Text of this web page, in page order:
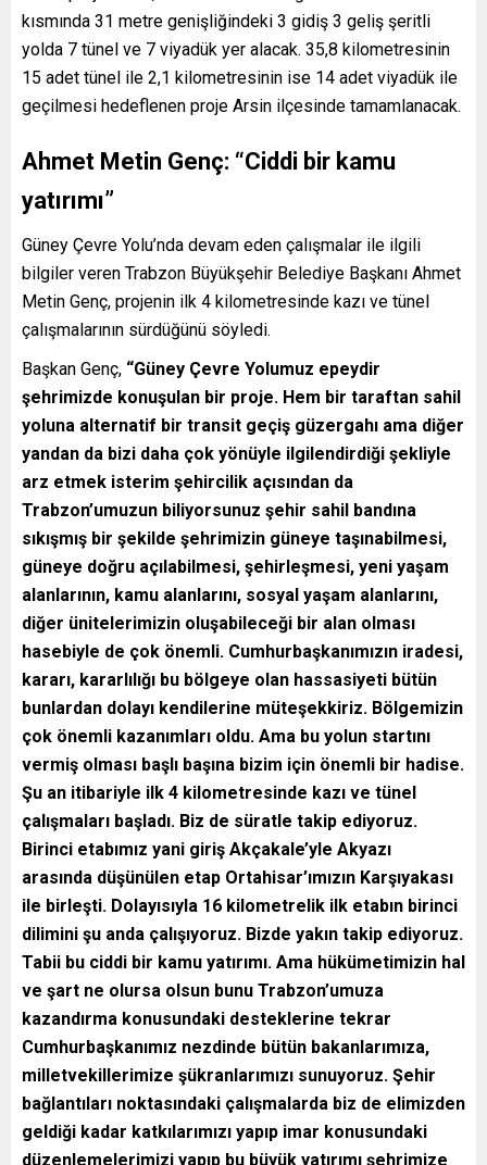
kısmında 31 metre genişliğindeki 3 gidiş 3 geliş şeritli
yolda 7 tünel ve 7 viyadük yer alacak. 35,8 kilometresinin
15 adet tünel ile 2,1 kilometresinin ise 14 adet viyadük ile
geçilmesi hedeflenen proje Arsin ilçesinde tamamlanacak.
Ahmet Metin Genç: “Ciddi bir kamu
yatırımı”
Güney Çevre Yolu’nda devam eden çalışmalar ile ilgili
bilgiler veren Trabzon Büyükşehir Belediye Başkanı Ahmet
Metin Genç, projenin ilk 4 kilometresinde kazı ve tünel
çalışmalarının sürdüğünü söyledi.
Başkan Genç, “Güney Çevre Yolumuz epeydir
şehrimizde konuşulan bir proje. Hem bir taraftan sahil
yoluna alternatif bir transit geçiş güzergahı ama diğer
yandan da bizi daha çok yönüyle ilgilendirdiği şekliyle
arz etmek isterim şehircilik açısından da
Trabzon’umuzun biliyorsunuz şehir sahil bandına
sıkışmış bir şekilde şehrimizin güneye taşınabilmesi,
güneye doğru açılabilmesi, şehirleşmesi, yeni yaşam
alanlarının, kamu alanlarını, sosyal yaşam alanlarını,
diğer ünitelerimizin oluşabileceği bir alan olması
hasebiyle de çok önemli. Cumhurbaşkanımızın iradesi,
kararı, kararlılığı bu bölgeye olan hassasiyeti bütün
bunlardan dolayı kendilerine müteşekkiriz. Bölgemizin
çok önemli kazanımları oldu. Ama bu yolun startını
vermiş olması başlı başına bizim için önemli bir hadise.
Şu an itibariyle ilk 4 kilometresinde kazı ve tünel
çalışmaları başladı. Biz de süratle takip ediyoruz.
Birinci etabımız yani giriş Akçakale’yle Akyazı
arasında düşünülen etap Ortahisar’ımızın Karşıyakası
ile birleşti. Dolayısıyla 16 kilometrelik ilk etabın birinci
dilimini şu anda çalışıyoruz. Bizde yakın takip ediyoruz.
Tabii bu ciddi bir kamu yatırımı. Ama hükümetimizin hal
ve şart ne olursa olsun bunu Trabzon’umuza
kazandırma konusundaki desteklerine tekrar
Cumhurbaşkanımız nezdinde bütün bakanlarımıza,
milletvekillerimize şükranlarımızı sunuyoruz. Şehir
bağlantıları noktasındaki çalışmalarda biz de elimizden
geldiği kadar katkılarımızı yapıp imar konusundaki
düzenlemelerimizi yapıp bu büyük yatırımı şehrimize